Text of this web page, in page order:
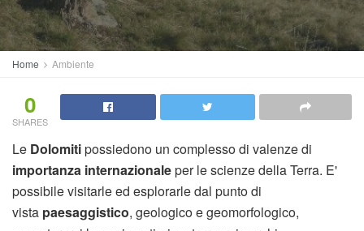
Home Ambiente
0
SHARES
Le Dolomitipossiedono un complesso di valenze di
importanza internazionaleper le scienze della Terra. E'
possibile visitarle ed esplorarle dal punto di
vista paesaggistico, geologico e geomorfologico,